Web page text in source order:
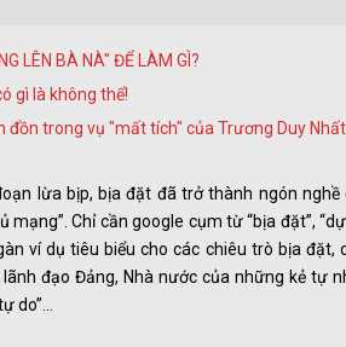
LÊN BÀ NÀ" ĐỂ LÀM GÌ?
gì là không thể!
đồn trong vụ "mất tích" của Trương Duy
lừa bịp, bịa đặt đã trở thành ngón
mạng”. Chỉ cần google cụm từ “bịa đặt”,
ví dụ tiêu biểu cho các chiêu trò bịa
đạo Đảng, Nhà nước của những kẻ tự
do”…